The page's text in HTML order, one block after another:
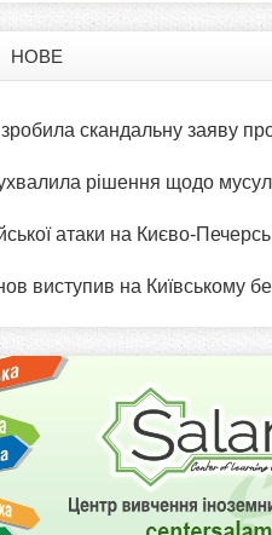
НОВЕ
скандальну заяву
рішення щодо
атаки на Києво-
виступив на Київському